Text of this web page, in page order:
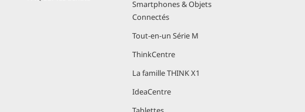
Smartphones & Objets
Connectés
Tout-en-un Série M
ThinkCentre
La famille THINK X1
IdeaCentre